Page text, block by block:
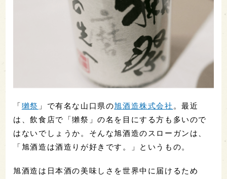
「獺祭 」で有名な山口県の旭酒造株式会社 。最近
は、飲食店で「獺祭」の名を目にする方も多いので
はないでしょうか。そんな旭酒造のスローガンは、
「旭酒造は酒造りが好きです。」というもの。
旭酒造は日本酒の美味しさを世界中に届けるため